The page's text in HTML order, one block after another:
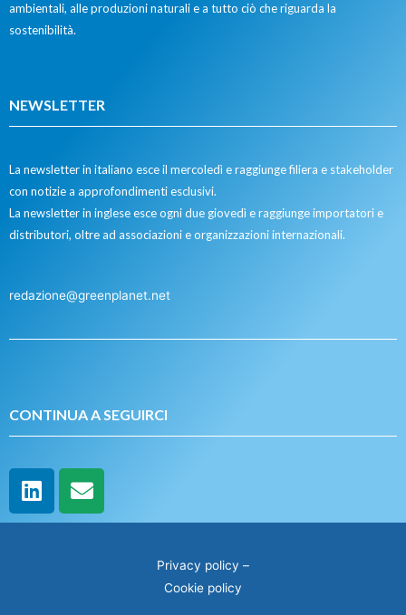
ambientali, alle produzioni naturali e a tutto ciò che riguarda la
sostenibilità.
NEWSLETTER
La newsletter in italiano esce il mercoledì e raggiunge filiera e stakeholder
con notizie a approfondimenti esclusivi.
La newsletter in inglese esce ogni due giovedì e raggiunge importatori e
distributori, oltre ad associazioni e organizzazioni internazionali.
redazione@greenplanet.net
CONTINUA A SEGUIRCI
Privacy policy –
Cookie policy